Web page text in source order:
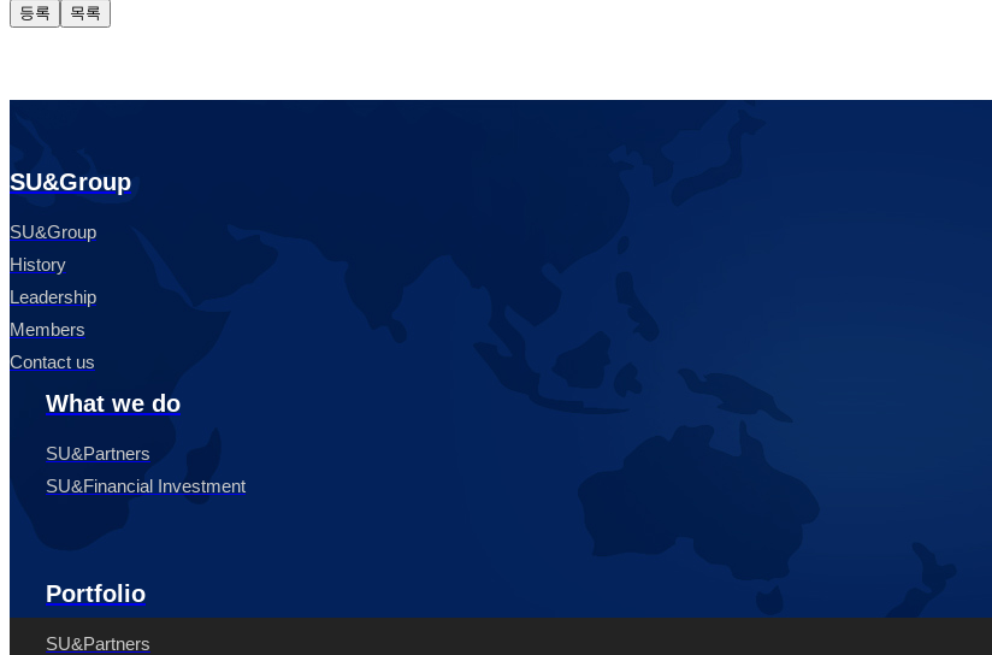
등록 목록
SU&Group
SU&Group
History
Leadership
Members
Contact us
What we do
SU&Partners
SU&Financial Investment
Portfolio
SU&Partners